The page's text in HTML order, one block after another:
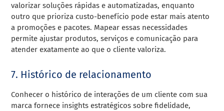
valorizar soluções rápidas e automatizadas, enquanto
outro que prioriza custo-benefício pode estar mais atento
a promoções e pacotes. Mapear essas necessidades
permite ajustar produtos, serviços e comunicação para
atender exatamente ao que o cliente valoriza.
7. Histórico de relacionamento
Conhecer o histórico de interações de um cliente com sua
marca fornece insights estratégicos sobre fidelidade,